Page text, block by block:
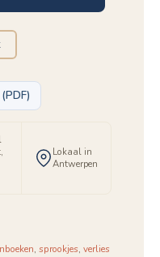
Lokaal in
Antwerpen
, sprookjes, verlies